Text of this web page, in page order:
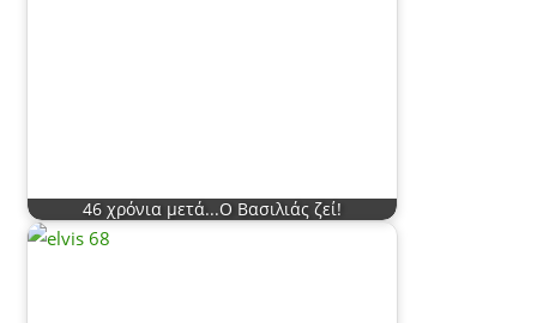
46 χρόνια μετά...Ο Βασιλιάς ζεί!